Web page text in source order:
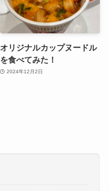
オリジナルカップヌードル
を食べてみた！
2024年12月2日